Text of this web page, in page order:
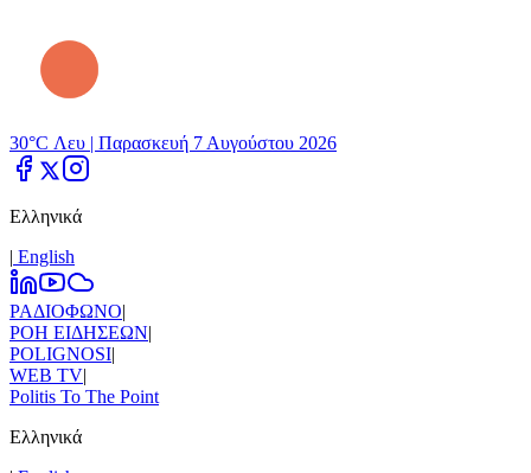
30°C Λευ | Παρασκευή 7 Αυγούστου 2026
Ελληνικά
| Εnglish
ΡΑΔΙΟΦΩΝΟ|
ΡΟΗ ΕΙΔΗΣΕΩΝ|
POLIGNOSI|
WEB TV|
Politis To The Point
Ελληνικά